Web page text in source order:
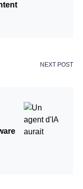
NEXT POST